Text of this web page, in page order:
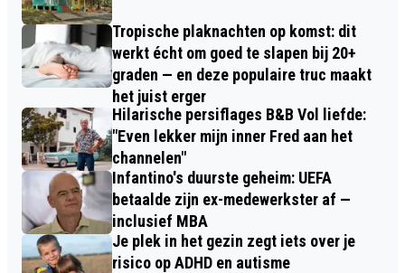
Tropische plaknachten op komst: dit
werkt écht om goed te slapen bij 20+
graden — en deze populaire truc maakt
het juist erger
Hilarische persiflages B&B Vol liefde:
"Even lekker mijn inner Fred aan het
channelen"
Infantino's duurste geheim: UEFA
betaalde zijn ex-medewerkster af —
inclusief MBA
Je plek in het gezin zegt iets over je
risico op ADHD en autisme